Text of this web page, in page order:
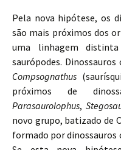
Pela nova hipótese, os
são mais próximos dos
uma linhagem
saurópodes. Dinossauros
Compsognathus
próximos de
Parasaurolophus,
novo grupo, batizado de
formado por dinossauros